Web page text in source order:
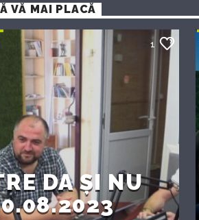
VĂ MAI PLACĂ
1
DA ȘI NU